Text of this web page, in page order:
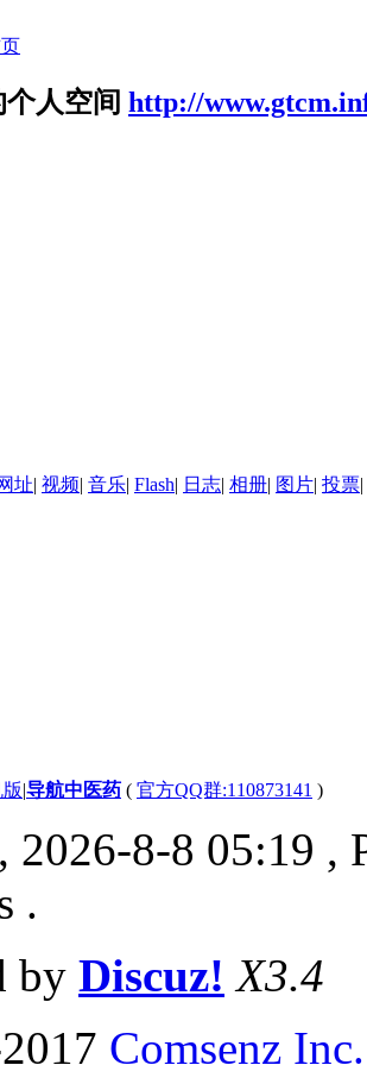
人空间 http://
址| 视频| 音乐| Flash| 日志| 相册| 图片| 投票|
|导航中医药 ( 官方QQ群:110873141 )
2026-8-8 05:19 ,
.
by Discuz! X3.4
Comsenz Inc.